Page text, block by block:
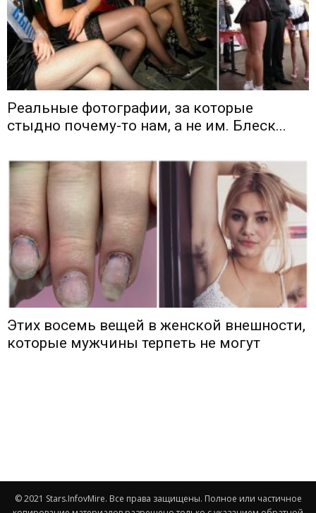
Реальные фотографии, за которые
стыдно почему-то нам, а не им. Блеск...
Этих восемь вещей в женской внешности,
которые мужчины терпеть не могут
© 2021 Stars.InfovMire. Все права защищены. Полное или частичное